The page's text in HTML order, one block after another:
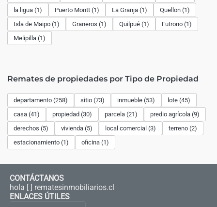
la ligua (1)
Puerto Montt (1) La Granja (1)
Quellon (1)
Isla de Maipo (1)
Graneros (1) Quilpué (1)
Futrono (1)
Melipilla (1)
Remates de propiedades por Tipo de Propiedad
departamento (258) sitio (73) inmueble (53)
lote (45)
casa (41)
propiedad (30) parcela (21)
predio agrícola (9)
derechos (5)
vivienda (5) local comercial (3)
terreno (2)
estacionamiento (1)
oficina (1)
CONTÁCTANOS
hola [ ] rematesinmobiliarios.cl
ENLACES ÚTILES